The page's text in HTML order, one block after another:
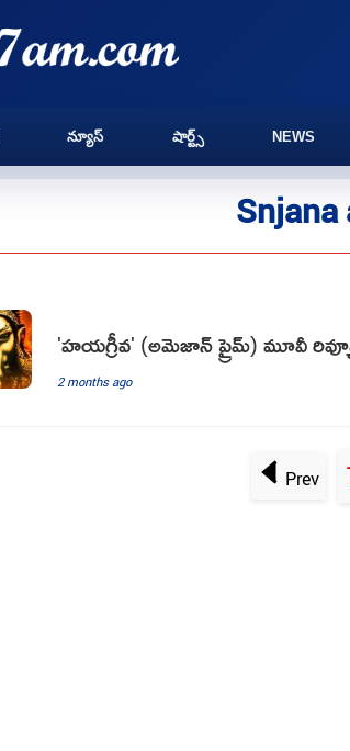
న్యూస్ షార్ట్స్ NEWS
Snjana
'హయగ్రీవ' (అమెజాన్ ప్రైమ్) మూవీ
2 months ago
Prev